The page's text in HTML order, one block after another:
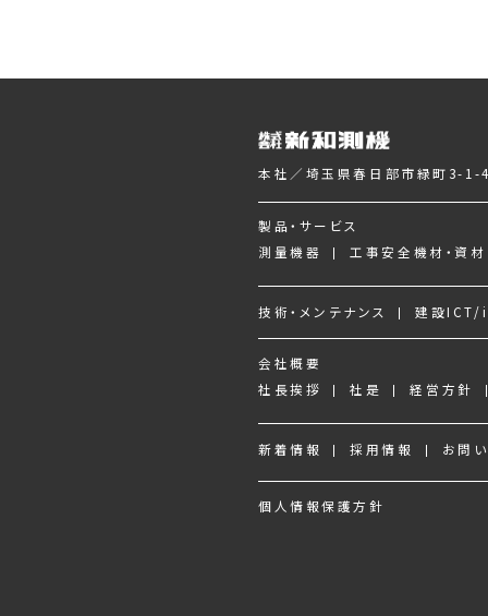
本社／埼玉県春日部市緑町3-1-
製品・サービス
測量機器
工事安全機材・資材
技術・メンテナンス 建設
会社概要
社長挨拶
社是 経営方針
新着情報 採用情報 お問
個人情報保護方針